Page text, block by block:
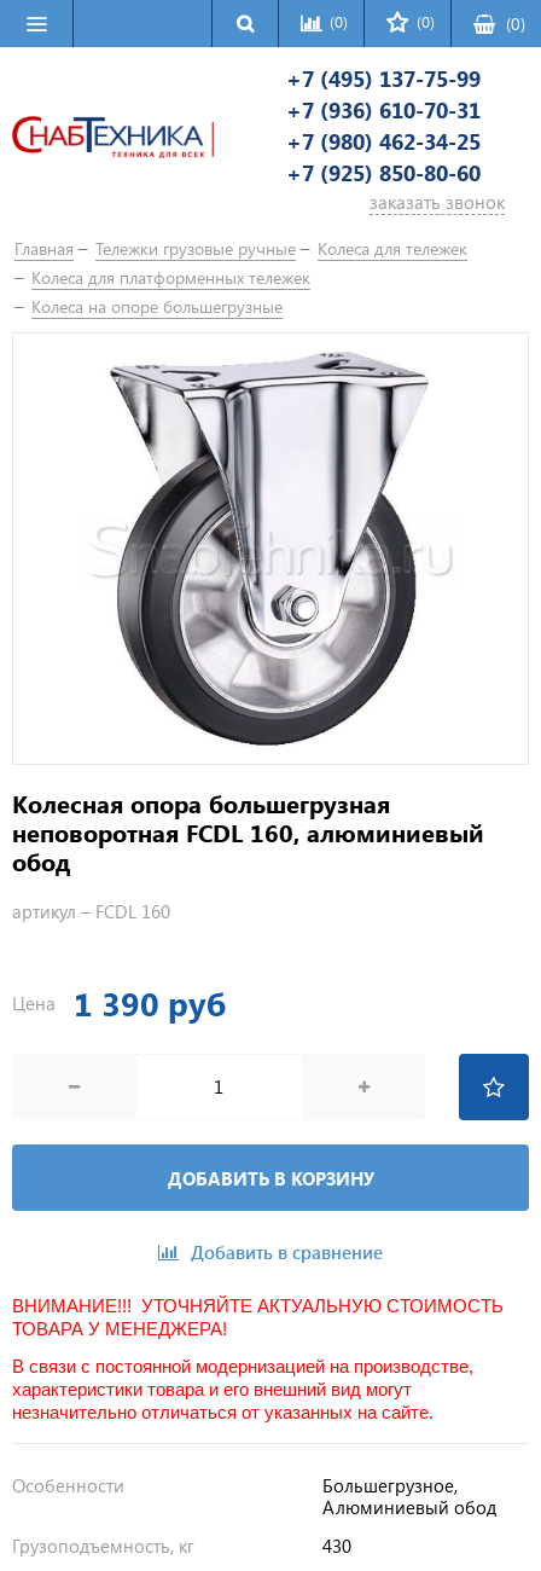
(0) (0) (0)
+7 (495) 137-75-99
+7 (936) 610-70-31
+7 (980) 462-34-25
+7 (925) 850-80-60
заказать звонок
Главная Тележки грузовые ручные
Колеса для тележек
Колеса для платформенных тележек
Колеса на опоре большегрузные
Колесная опора большегрузная
неповоротная FCDL 160, алюминиевый
обод
артикул – FCDL 160
Цена 1 390 руб
ДОБАВИТЬ В КОРЗИНУ
Добавить в сравнение
ВНИМАНИЕ!!! УТОЧНЯЙТЕ АКТУАЛЬНУЮ СТОИМОСТЬ
ТОВАРА У МЕНЕДЖЕРА!
В связи с постоянной модернизацией на производстве,
характеристики товара и его внешний вид могут
незначительно отличаться от указанных на сайте.
Особенности
Большегрузное,
Алюминиевый обод
Грузоподъемность, кг
430